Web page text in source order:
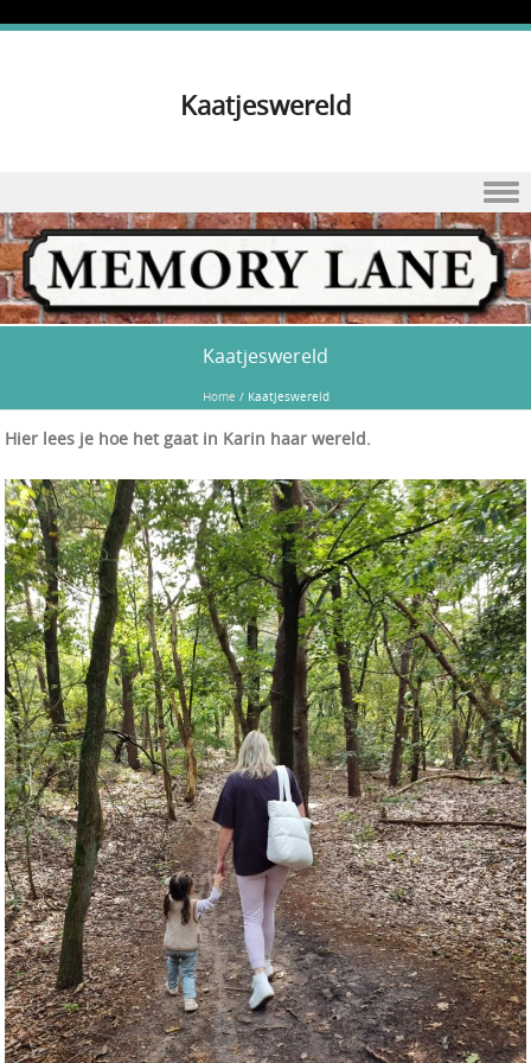
Kaatjeswereld
Skip to content
Kaatjeswereld
Home / Kaatjeswereld
Hier lees je hoe het gaat in Karin haar wereld.